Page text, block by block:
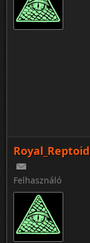
Royal_Reptoid
Felhasználó